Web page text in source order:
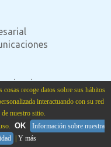
recoge datos sobre sus hábitos
interactuando con su red
nuestro sitio.
OK
Información sobre nuestra
Y más